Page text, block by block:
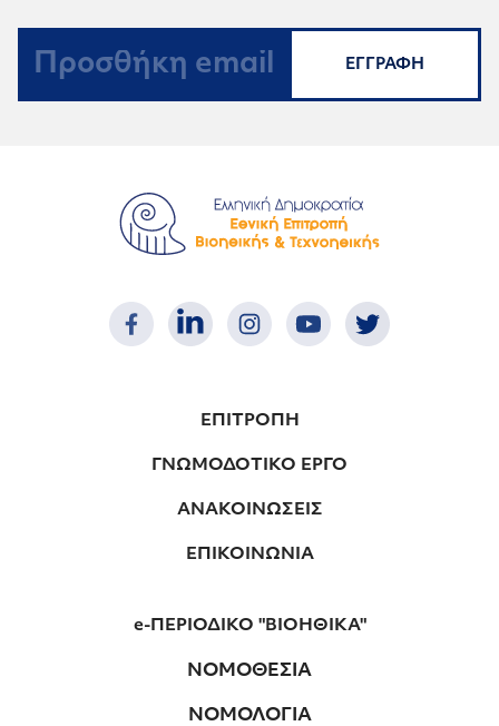
ΕΓΓΡΑΦΗ
ΕΠΙΤΡΟΠΗ
ΓΝΩΜΟΔΟΤΙΚΟ ΕΡΓΟ
ΑΝΑΚΟΙΝΩΣΕΙΣ
ΕΠΙΚΟΙΝΩΝΙΑ
e-ΠΕΡΙΟΔΙΚΟ "ΒΙΟΗΘΙΚΑ"
ΝΟΜΟΘΕΣΙΑ
ΝΟΜΟΛΟΓΙΑ